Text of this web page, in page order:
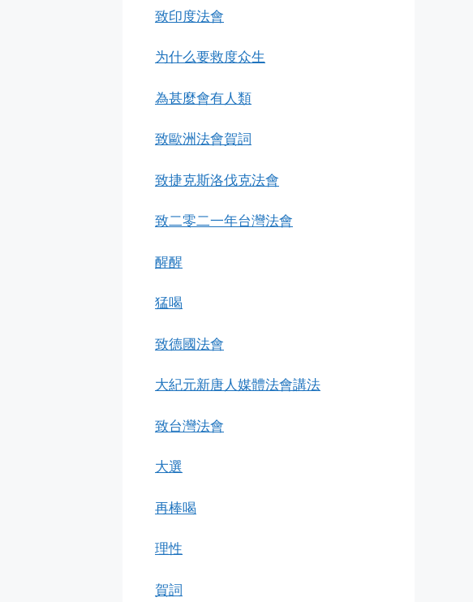
致印度法會
为什么要救度众生
為甚麼會有人類
致歐洲法會賀詞
致捷克斯洛伐克法會
致二零二一年台灣法會
醒醒
猛喝
致德國法會
大紀元新唐人媒體法會講法
致台灣法會
大選
再棒喝
理性
賀詞